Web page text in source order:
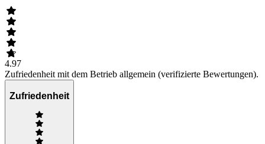
4.97
Zufriedenheit mit dem Betrieb allgemein (verifizierte Bewertungen).
Zufriedenheit